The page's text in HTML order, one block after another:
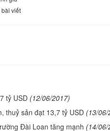
viết
tỷ USD (12/06/2017)
thuỷ sản đạt 13,7 tỷ USD (13/06/
Đài Loan tăng mạnh (14/06/